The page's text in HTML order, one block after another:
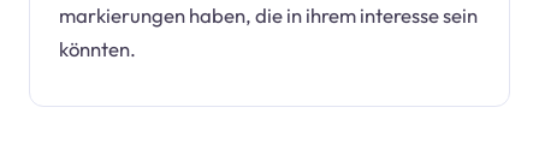
markierungen haben, die in ihrem interesse sein
könnten.